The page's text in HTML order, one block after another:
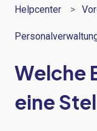
Helpcenter
Welche
eine